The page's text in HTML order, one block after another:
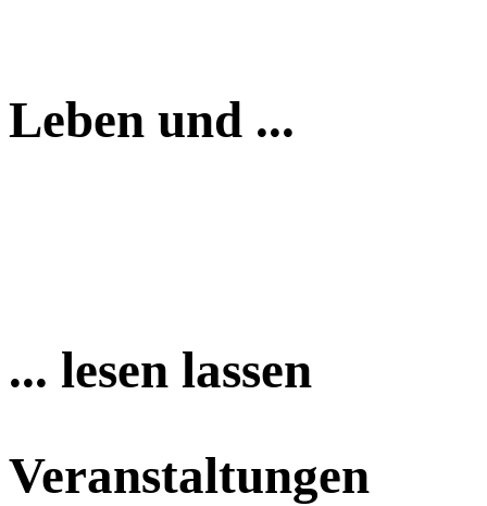
Leben und ...
... lesen lassen
Veranstaltungen